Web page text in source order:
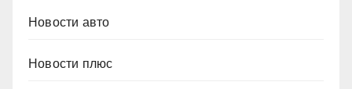
Новости авто
Новости плюс